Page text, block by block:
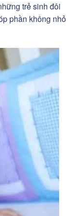
trẻ sinh đôi
phần không nhỏ